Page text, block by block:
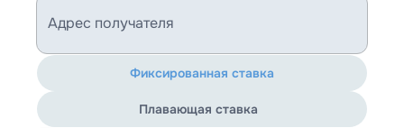
Адрес получателя
Фиксированная ставка
Плавающая ставка